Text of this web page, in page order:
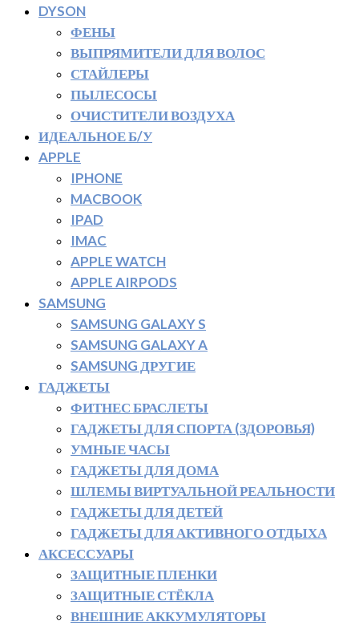
DYSON
ФЕНЫ
ВЫПРЯМИТЕЛИ ДЛЯ ВОЛОС
СТАЙЛЕРЫ
ПЫЛЕСОСЫ
ОЧИСТИТЕЛИ ВОЗДУХА
ИДЕАЛЬНОЕ Б/У
APPLE
IPHONE
MACBOOK
IPAD
IMAC
APPLE WATCH
APPLE AIRPODS
SAMSUNG
SAMSUNG GALAXY S
SAMSUNG GALAXY A
SAMSUNG ДРУГИЕ
ГАДЖЕТЫ
ФИТНЕС БРАСЛЕТЫ
ГАДЖЕТЫ ДЛЯ СПОРТА (ЗДОРОВЬЯ)
УМНЫЕ ЧАСЫ
ГАДЖЕТЫ ДЛЯ ДОМА
ШЛЕМЫ ВИРТУАЛЬНОЙ РЕАЛЬНОСТИ
ГАДЖЕТЫ ДЛЯ ДЕТЕЙ
ГАДЖЕТЫ ДЛЯ АКТИВНОГО ОТДЫХА
АКСЕССУАРЫ
ЗАЩИТНЫЕ ПЛЕНКИ
ЗАЩИТНЫЕ СТЁКЛА
ВНЕШНИЕ АККУМУЛЯТОРЫ